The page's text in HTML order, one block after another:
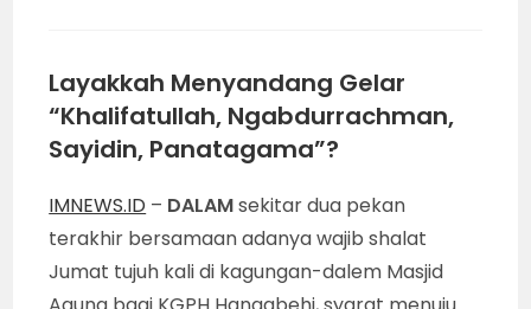
Layakkah Menyandang Gelar
“Khalifatullah, Ngabdurrachman,
Sayidin, Panatagama”?
IMNEWS.ID – DALAMsekitar dua pekan
terakhir bersamaan adanya wajib shalat
Jumat tujuh kali di kagungan-dalem Masjid